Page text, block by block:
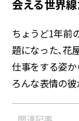
会える世界
ちょうど1年前
題になった、花
仕事をする姿
ろんな表情の彼